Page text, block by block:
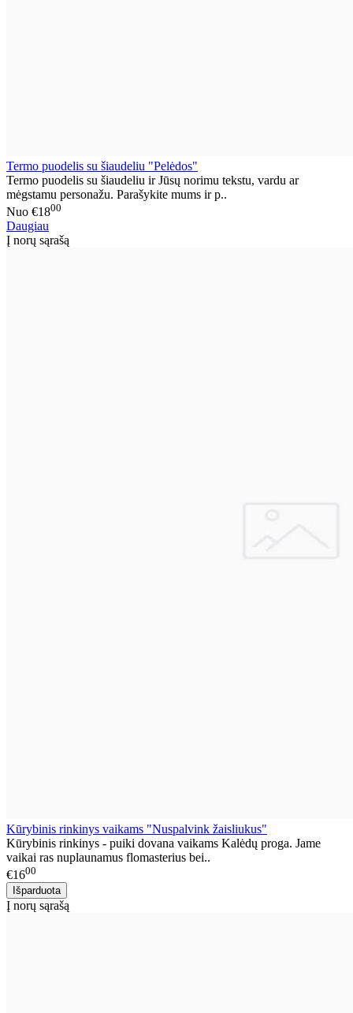
Termo puodelis su šiaudeliu "Pelėdos"
Termo puodelis su šiaudeliu ir Jūsų norimu tekstu, vardu ar
mėgstamu personažu. Parašykite mums ir p..
Nuo €1800
Daugiau
Į norų sąrašą
Kūrybinis rinkinys vaikams "Nuspalvink žaisliukus"
Kūrybinis rinkinys - puiki dovana vaikams Kalėdų proga. Jame
vaikai ras nuplaunamus flomasterius bei..
€1600
Į norų sąrašą